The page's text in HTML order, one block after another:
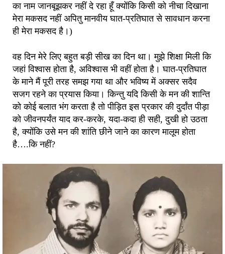
का नाम जानबूझकर नहीं दे रहा हूँ क्योंकि किसी को नीचा दिखाना
मेरा मकसद नहीं अपितु मानवीय घात-प्रतिघात से सावधान करना
ही मेरा मकसद है।)
वह दिन मेरे लिए बहुत बड़ी सीख का दिन था। मुझे शिक्षा मिली कि
जहां विश्वास होता है, अविश्वास भी वहीं होता है। घात-प्रतिघात
के माने मैं पूरी तरह समझ गया था और भविष्य में अक्सर सदैव
सजग रहने का प्रयास किया। किन्तु यदि किसी के मन की शान्ति
को कोई बलात भंग करता है तो पीड़ित इस प्रकार की दुर्दांत पीड़ा
को जीवनपर्यंत याद कर-करके, यदा-कदा ही सही, दुखी हो उठता
है, क्योंकि उसे मन की शांति छीने जाने का कारण मालूम होता
है….कि नहीं?